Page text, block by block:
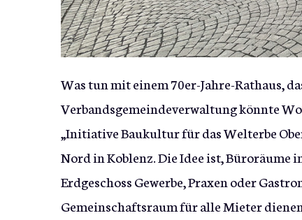
Was tun mit einem 70er-Jahre-Rathaus,
Verbandsgemeindeverwaltung könnte
„Initiative Baukultur für das Welterbe
Nord in Koblenz. Die Idee ist, Büroräume
Erdgeschoss Gewerbe, Praxen oder
Gemeinschaftsraum für alle Mieter